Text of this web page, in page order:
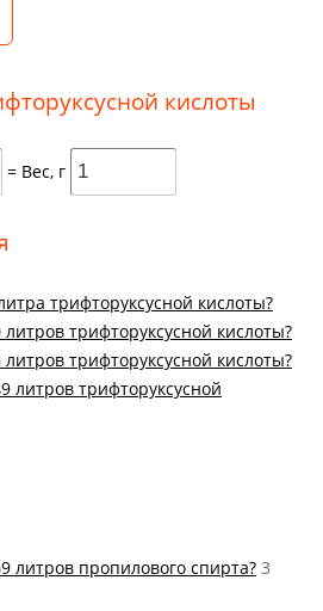
кислоты
= Вес, г
трифторуксусной кислоты?
литров трифторуксусной кислоты?
литров трифторуксусной кислоты?
литров трифторуксусной
литров пропилового спирта? 3